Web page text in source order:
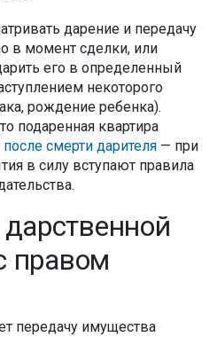
дарение и передачу
в момент сделки, или
его в определенный
некоторого
рождение ребенка).
подаренная квартира
после смерти дарителя — при
в силу вступают правила
правом
передачу имущества